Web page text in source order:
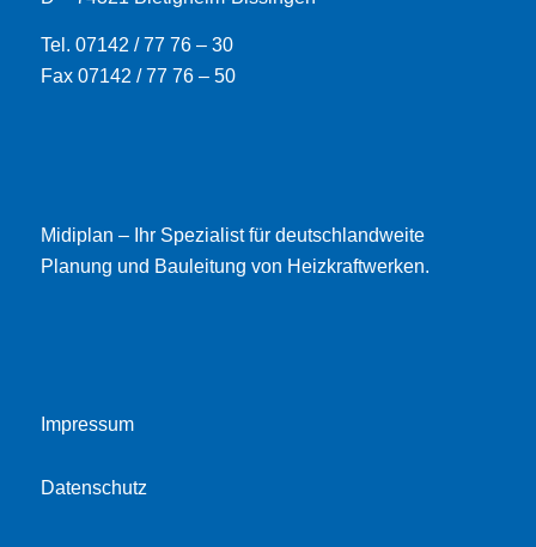
Tel. 07142 / 77 76 – 30
Fax 07142 / 77 76 – 50
Midiplan – Ihr Spezialist für deutschlandweite
Planung und Bauleitung von Heizkraftwerken.
Impressum
Datenschutz